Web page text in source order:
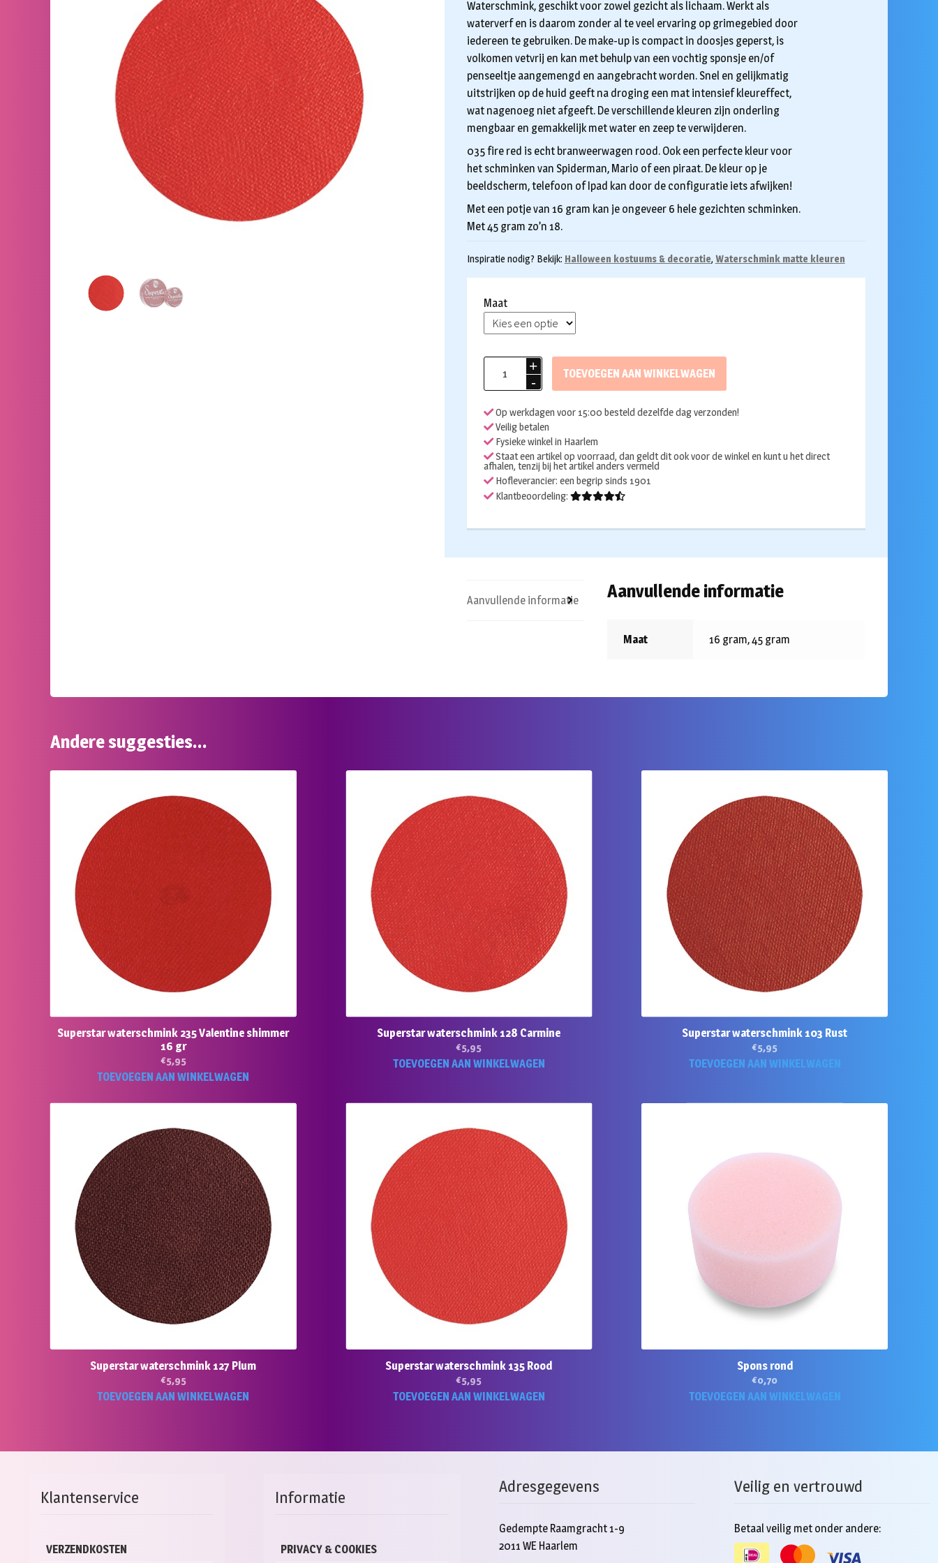
tot
€9,95
Waterschmink, geschikt voor zowel gezicht als lichaam. Werkt als
waterverf en is daarom zonder al te veel ervaring op grimegebied door
iedereen te gebruiken. De make-up is compact in doosjes geperst, is
volkomen vetvrij en kan met behulp van een vochtig sponsje en/of
penseeltje aangemengd en aangebracht worden. Snel en gelijkmatig
uitstrijken op de huid geeft na droging een mat intensief kleureffect,
wat nagenoeg niet afgeeft. De verschillende kleuren zijn onderling
mengbaar en gemakkelijk met water en zeep te verwijderen.
035 fire red is echt branweerwagen rood. Ook een perfecte kleur voor
het schminken van Spiderman, Mario of een piraat. De kleur op je
beeldscherm, telefoon of Ipad kan door de configuratie iets afwijken!
Met een potje van 16 gram kan je ongeveer 6 hele gezichten schminken.
Met 45 gram zo’n 18.
Inspiratie nodig? Bekijk: Halloween kostuums & decoratie, Waterschmink matte kleuren
Maat
waterschmink
Fire
red
aantal
TOEVOEGEN AAN WINKELWAGEN
Op werkdagen voor 15:00 besteld dezelfde dag verzonden!
Veilig betalen
Fysieke winkel in Haarlem
Staat een artikel op voorraad, dan geldt dit ook voor de winkel en kunt u het direct
afhalen, tenzij bij het artikel anders vermeld
Hofleverancier: een begrip sinds 1901
Klantbeoordeling:
Aanvullende informatie Aanvullende informatie
Maat 16 gram, 45 gram
Andere suggesties…
Superstar waterschmink 235 Valentine shimmer
16 gr
€5,95
TOEVOEGEN AAN WINKELWAGEN
Superstar waterschmink 128 Carmine
€5,95
TOEVOEGEN AAN WINKELWAGEN
Superstar waterschmink 103 Rust
€5,95
TOEVOEGEN AAN WINKELWAGEN
Superstar waterschmink 127 Plum
€5,95
TOEVOEGEN AAN WINKELWAGEN
Superstar waterschmink 135 Rood
€5,95
TOEVOEGEN AAN WINKELWAGEN
Spons rond
€0,70
TOEVOEGEN AAN WINKELWAGEN
Klantenservice
VERZENDKOSTEN
Informatie
PRIVACY & COOKIES
Adresgegevens
Gedempte Raamgracht 1-9
2011 WE Haarlem
Veilig en vertrouwd
Betaal veilig met onder andere: